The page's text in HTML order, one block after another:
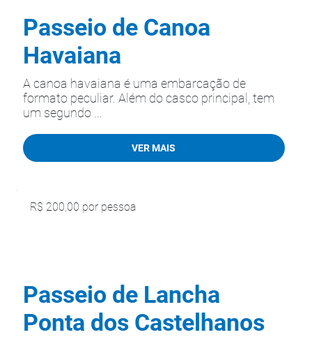
A canoa havaiana é uma embarcação de
formato peculiar. Além do casco principal, tem
um segundo ...
Passeio de Canoa
Havaiana
VER MAIS
Passeio de Lancha
Ponta dos Castelhanos
R$ 200,00 por pessoa